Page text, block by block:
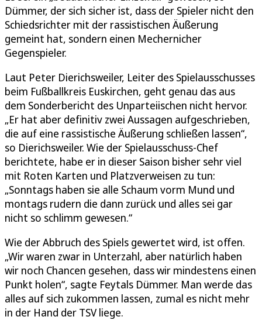
Dümmer, der sich sicher ist, dass der Spieler nicht den
Schiedsrichter mit der rassistischen Äußerung
gemeint hat, sondern einen Mechernicher
Gegenspieler.
Laut Peter Dierichsweiler, Leiter des Spielausschusses
beim Fußballkreis Euskirchen, geht genau das aus
dem Sonderbericht des Unparteiischen nicht hervor.
„Er hat aber definitiv zwei Aussagen aufgeschrieben,
die auf eine rassistische Äußerung schließen lassen“,
so Dierichsweiler. Wie der Spielausschuss-Chef
berichtete, habe er in dieser Saison bisher sehr viel
mit Roten Karten und Platzverweisen zu tun:
„Sonntags haben sie alle Schaum vorm Mund und
montags rudern die dann zurück und alles sei gar
nicht so schlimm gewesen.“
Wie der Abbruch des Spiels gewertet wird, ist offen.
„Wir waren zwar in Unterzahl, aber natürlich haben
wir noch Chancen gesehen, dass wir mindestens einen
Punkt holen“, sagte Feytals Dümmer. Man werde das
alles auf sich zukommen lassen, zumal es nicht mehr
in der Hand der TSV liege.